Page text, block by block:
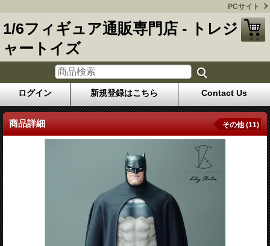
PCサイト
1/6フィギュア通販専門店 - トレジ
ャートイズ
ログイン 新規登録はこちら Contact Us
商品詳細 その他 (11)